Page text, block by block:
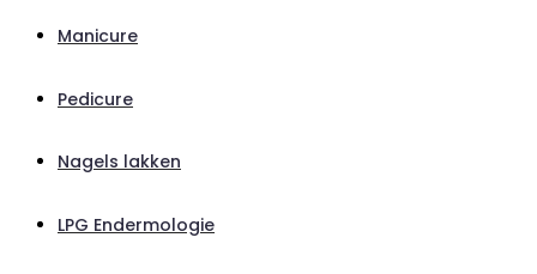
Manicure
Pedicure
Nagels lakken
LPG Endermologie